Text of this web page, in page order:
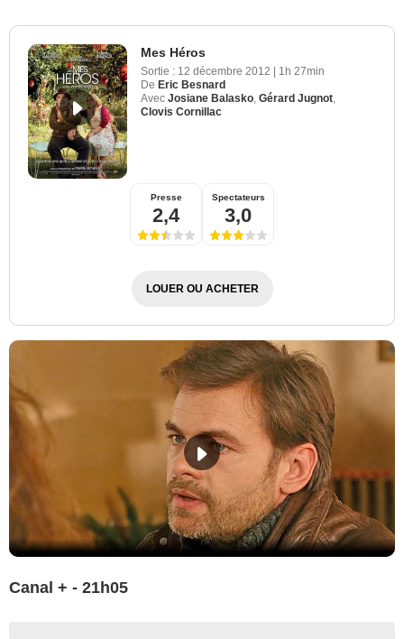
Mes Héros
Sortie : 12 décembre 2012 | 1h 27min
De Eric Besnard
Avec Josiane Balasko Gérard Jugnot
Clovis Cornillac
Presse
2,4
Spectateurs
3,0
LOUER OU ACHETER
Canal + - 21h05